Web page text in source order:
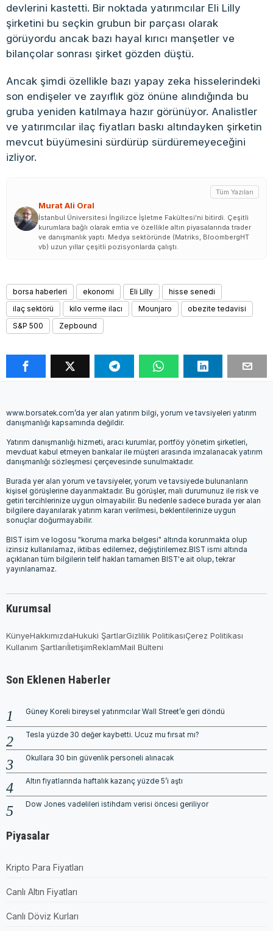
devlerini kastetti. Bir noktada yatırımcılar Eli Lilly
şirketini bu seçkin grubun bir parçası olarak
görüyordu ancak bazı hayal kırıcı manşetler ve
bilançolar sonrası şirket gözden düştü.
Ancak şimdi özellikle bazı yapay zeka hisselerindeki
son endişeler ve zayıflık göz önüne alındığında bu
gruba yeniden katılmaya hazır görünüyor. Analistler
ve yatırımcılar ilaç fiyatları baskı altındayken şirketin
mevcut büyümesini sürdürüp sürdüremeyeceğini
izliyor.
Murat Ali Oral
Tüm Yazıları
İstanbul Üniversitesi İngilizce İşletme Fakültesi'ni bitirdi. Çeşitli
kurumlara bağlı olarak emtia ve özellikle altın piyasalarında trader
ve danışmanlık yaptı. Medya sektöründe (Matriks, BloombergHT
vb) uzun yıllar çeşitli pozisyonlarda çalıştı.
borsa haberleri ekonomi Eli Lilly
hisse senedi
ilaç sektörü
kilo verme ilacı Mounjaro
obezite tedavisi
S&P 500
Zepbound
www.borsatek.com’da yer alan yatırım bilgi, yorum ve tavsiyeleri yatırım
danışmanlığı kapsamında değildir.
Yatırım danışmanlığı hizmeti, aracı kurumlar, portföy yönetim şirketleri,
mevduat kabul etmeyen bankalar ile müşteri arasında imzalanacak yatırım
danışmanlığı sözleşmesi çerçevesinde sunulmaktadır.
Burada yer alan yorum ve tavsiyeler, yorum ve tavsiyede bulunanların
kişisel görüşlerine dayanmaktadır. Bu görüşler, mali durumunuz ile risk ve
getiri tercihlerinize uygun olmayabilir. Bu nedenle sadece burada yer alan
bilgilere dayanılarak yatırım kararı verilmesi, beklentilerinize uygun
sonuçlar doğurmayabilir.
BIST isim ve logosu "koruma marka belgesi" altında korunmakta olup
izinsiz kullanılamaz, iktibas edilemez, değiştirilemez.BIST ismi altında
açıklanan tüm bilgilerin telif hakları tamamen BIST'e ait olup, tekrar
yayınlanamaz.
Kurumsal
KünyeHakkımızdaHukuki ŞartlarGizlilik PolitikasıÇerez Politikası
Kullanım ŞartlarıİletişimReklamMail Bülteni
Son Eklenen Haberler
Güney Koreli bireysel yatırımcılar Wall Street’e geri döndü
Tesla yüzde 30 değer kaybetti. Ucuz mu fırsat mı?
Okullara 30 bin güvenlik personeli alınacak
Altın fiyatlarında haftalık kazanç yüzde 5’i aştı
Dow Jones vadelileri istihdam verisi öncesi geriliyor
Piyasalar
Kripto Para Fiyatları
Canlı Altın Fiyatları
Canlı Döviz Kurları